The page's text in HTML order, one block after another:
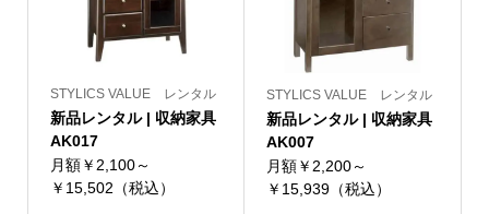
STYLICS VALUE レンタル
新品レンタル | 収納家具
AK017
月額￥2,100～
￥15,502（税込）
STYLICS VALUE レンタル
新品レンタル | 収納家具
AK007
月額￥2,200～
￥15,939（税込）